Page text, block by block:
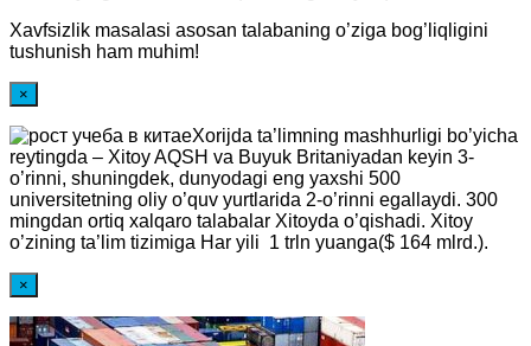
Xavfsizlik masalasi asosan talabaning o’ziga bog’liqligini
tushunish ham muhim!
×
Xorijda ta’limning mashhurligi bo’yicha
reytingda – Xitoy AQSH va Buyuk Britaniyadan keyin 3-
o’rinni, shuningdek, dunyodagi eng yaxshi 500
universitetning oliy o’quv yurtlarida 2-o’rinni egallaydi. 300
mingdan ortiq xalqaro talabalar Xitoyda o’qishadi. Xitoy
o’zining ta’lim tizimiga Har yili 1 trln yuanga($ 164 mlrd.).
×